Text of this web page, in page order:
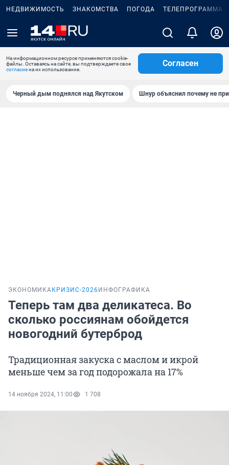
НЕДВИЖИМОСТЬ ЗНАКОМСТВА ПОГОДА ТЕЛЕПРОГРАММА
На информационном ресурсе применяются cookie-
файлы. Оставаясь на сайте, вы подтверждаете свое
согласиена их использование.
Согласен
Черный дым поднялся над Якутском Шнур объяснил почему не
ЭКОНОМИКА КРИЗИС-2026 ИНФОГРАФИКА
Теперь там два деликатеса. Во
сколько россиянам обойдется
новогодний бутерброд
Традиционная закуска с маслом и икрой
меньше чем за год подорожала на 17%
14 ноября 2024, 11:00 1 708